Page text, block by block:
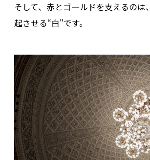
そして、赤とゴールドを支えるのは
起させる“白"です。